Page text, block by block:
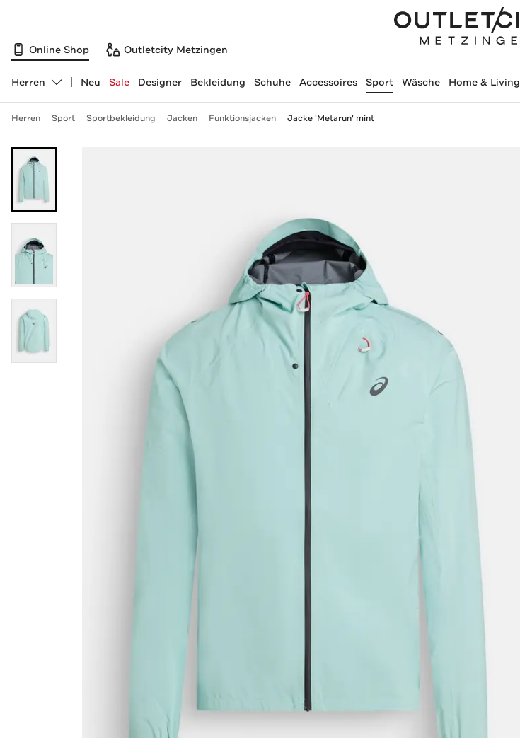
Online Shop Outletcity Metzingen
Abteilung ändern, ausgewählt:
Herren Neu Sale Designer Bekleidung Schuhe Accessoires Sport Wäsche Home & Living
Herren Sport Sportbekleidung Jacken Funktionsjacken Jacke 'Metarun' mint